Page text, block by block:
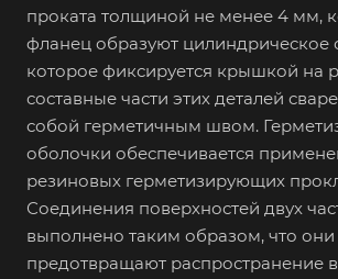
проката толщиной не менее 4 мм,
фланец образуют цилиндрическое
которое фиксируется крышкой на
составные части этих деталей
собой герметичным швом.
оболочки обеспечивается
резиновых герметизирующих
Соединения поверхностей двух
выполнено таким образом, что они
предотвращают распространение